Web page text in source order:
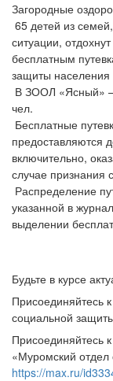
Загородные
65 детей из
ситуации,
бесплатным
защиты
В ЗООЛ «Ясный»
чел.
Бесплатные
предоставляются
включительно,
случае
Распределение
указанной в
выделении
Будьте в курсе
Присоединяйтесь
социальной
Присоединяйтесь
«Муромский
https://max.ru/